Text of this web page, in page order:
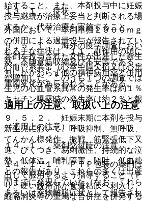
１３．１． 症状
外国において、本剤単独２０００ｍ
の併用による過量投与が報告されて
れる主な症状は、１１．副作用の項
熱、不随意筋収縮及び不安等である
無にかかわらず他の精神病用薬と併
電図変化があらわれることがある。
適用上の注意、取扱い上の注意
（適用上の注意）
１４．１． 薬剤交付時の注意
１４．１．１． ＰＴＰ包装の薬剤
出して服用するよう指導すること（
り、硬い鋭角部が食道粘膜へ刺入し
縦隔洞炎等の重篤な合併症を併発す
始すること。また、本剤投与中に妊
投与継続が治療上妥当と判断される
するか、代替治療を実施すること。
９．５．１． 海外の疫学調査にお
本剤を投与された女性が出産した新
心血管系異常（心室中隔欠損又は心
が増加した。このうち１つの調査で
生児の心血管系異常の発生率は約１
キセチン曝露時の発生率は約２％と
９．５．２． 妊娠末期に本剤を投
新生児において、呼吸抑制、無呼吸
てんかん様発作、振戦、筋緊張低下
進、ぴくつき、易刺激性、持続的な
熱、低体温、哺乳障害、嘔吐、低血
との報告があり、これらの多くは出
間までに発現していた（なお、これ
あるいは薬物離脱症状として報告さ